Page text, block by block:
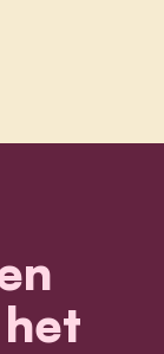
een kindnorm